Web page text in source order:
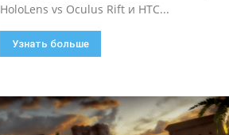
HoloLens vs Oculus Rift и HTC...
Узнать больше